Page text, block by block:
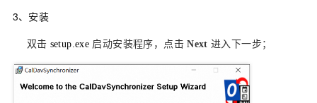
3、安装
双击 setup.exe 启动安装程序，点击 Next 进入下一步；